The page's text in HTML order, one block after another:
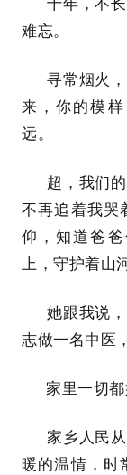
难忘。
寻常烟火，
来，你的模
远。
超，我们的
不再追着我哭
仰，知道爸
上，守护着山
她跟我说，
志做一名中医
家里一切都
家乡人民从
暖的温情，时